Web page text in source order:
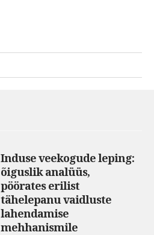
Induse veekogude leping:
õiguslik analüüs,
pöörates erilist
tähelepanu vaidluste
lahendamise
mehhanismile